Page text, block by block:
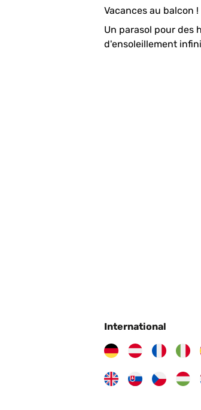
Vacances au balcon !
Un parasol pour des
d'ensoleillement
International